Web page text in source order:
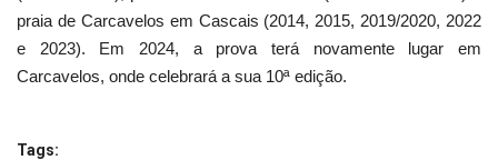
praia de Carcavelos em Cascais (2014, 2015, 2019/2020, 2022
e 2023). Em 2024, a prova terá novamente lugar em
Carcavelos, onde celebrará a sua 10ª edição.
Tags: